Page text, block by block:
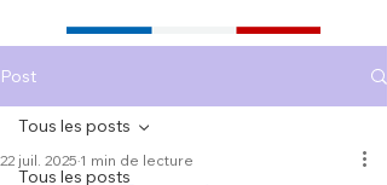
Post
Tous les posts
Tous les posts
22 juil. 2025 1 min de lecture